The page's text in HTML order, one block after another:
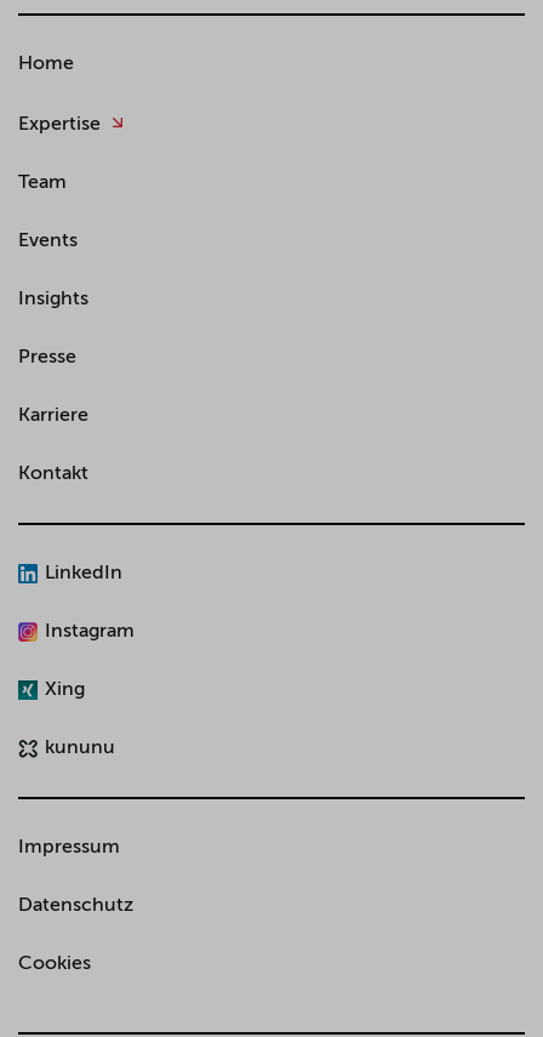
Home
Expertise
Team
Events
Insights
Presse
Karriere
Kontakt
LinkedIn
Instagram
Xing
kununu
Impressum
Datenschutz
Cookies